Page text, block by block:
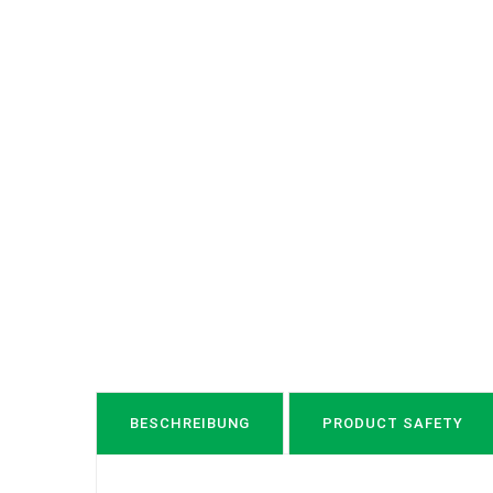
BESCHREIBUNG PRODUCT SAFETY